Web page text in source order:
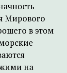
Мирового
в этом
на